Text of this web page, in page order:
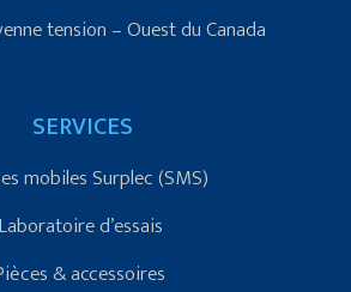
tension – Ouest du Canada
SERVICES
mobiles Surplec (SMS)
Laboratoire d’essais
& accessoires